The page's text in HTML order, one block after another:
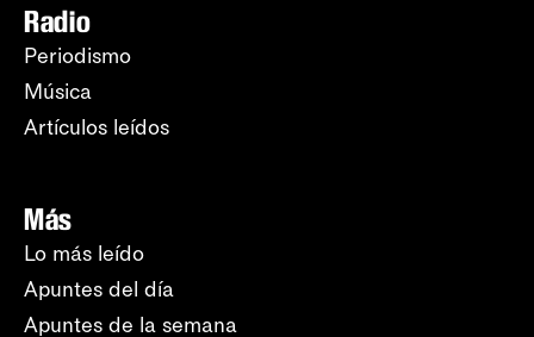
Radio
Periodismo
Música
Artículos leídos
Más
Lo más leído
Apuntes del día
Apuntes de la semana